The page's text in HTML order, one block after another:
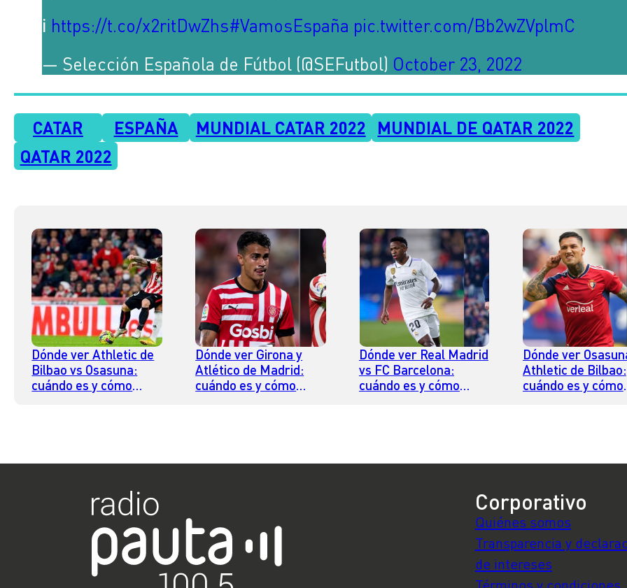
ℹ️ https://t.co/x2ritDwZhs#VamosEspaña pic.twitter.com/Bb2wZVplmC
— Selección Española de Fútbol (@SEFutbol) October 23, 2022
CATAR ESPAÑA MUNDIAL CATAR 2022
MUNDIAL DE QATAR 2022
QATAR 2022
Dónde ver Athletic de
Bilbao vs Osasuna:
cuándo es y cómo
Dónde ver Girona y
Atlético de Madrid:
cuándo es y cómo
Dónde ver Real Madrid
vs FC Barcelona:
cuándo es y cómo
Dónde ver
Athletic de Bilbao:
cuándo es y cómo
Corporativo
Quiénes somos
Transparencia y
de intereses